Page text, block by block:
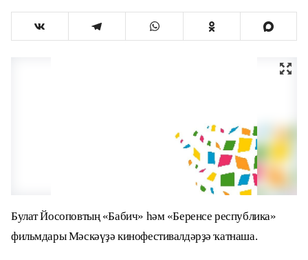
Булат Йосоповтың «Бабич» һәм «Беренсе республика»
фильмдары Мәскәүҙә кинофестивалдәрҙә ҡатнаша.